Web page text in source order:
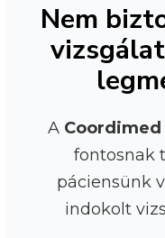
Nem
A Coordimed
fontosnak
páciensünk
indokolt